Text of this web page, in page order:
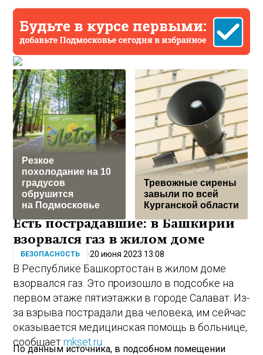
Резкое
похолодание на 10
градусов
обрушится
на Подмосковье
Тревожные сирены
завыли по всей
Курганской области
Есть пострадавшие: в Башкирии
взорвался газ в жилом доме
БЕЗОПАСНОСТЬ 20 июня 2023 13:08
В Республике Башкортостан в жилом доме
взорвался газ. Это произошло в подсобке на
первом этаже пятиэтажки в городе Салават. Из-
за взрыва пострадали два человека, им сейчас
оказывается медицинская помощь в больнице,
сообщаетmkset.ru
По данным источника, в подсобном помещении